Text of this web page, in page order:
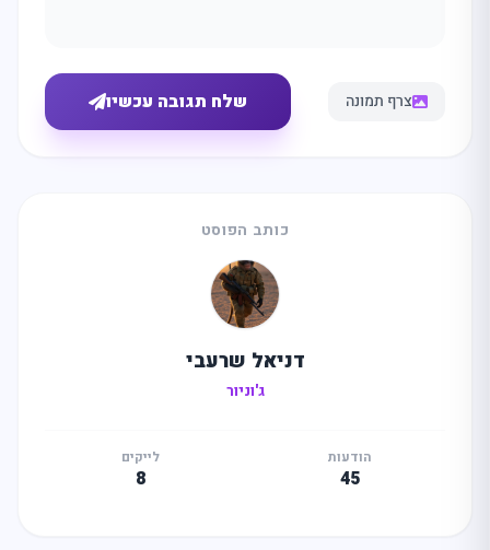
צרף תמונה שלח תגובה עכשיו
כותב הפוסט
דניאל שרעבי
ג'וניור
הודעות
45
לייקים
8